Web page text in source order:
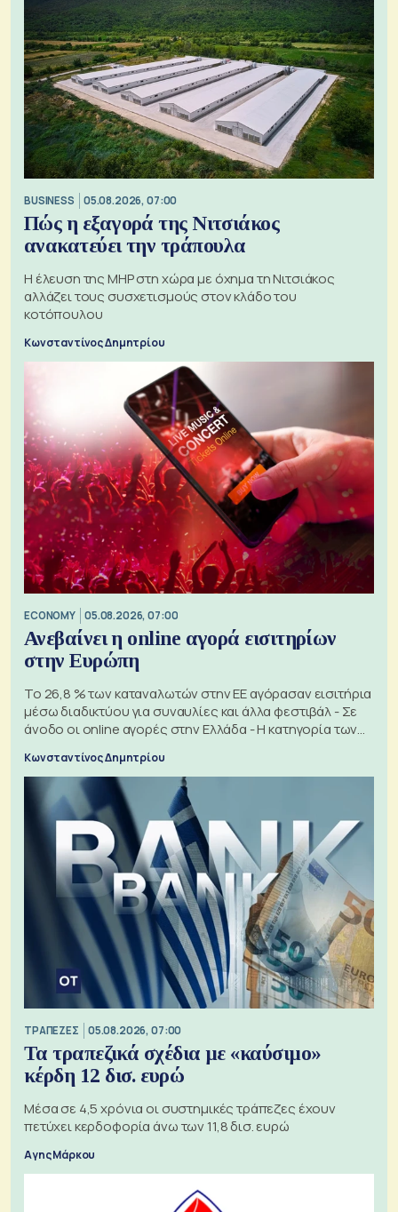
BUSINESS 05.08.2026, 07:00
Πώς η εξαγορά της Νιτσιάκος
ανακατεύει την τράπουλα
H έλευση της MHP στη χώρα με όχημα τη Νιτσιάκος
αλλάζει τους συσχετισμούς στον κλάδο του
κοτόπουλου
Κωνσταντίνος Δημητρίου
ECONOMY 05.08.2026, 07:00
Ανεβαίνει η online αγορά εισιτηρίων
στην Ευρώπη
Το 26,8 % των καταναλωτών στην ΕΕ αγόρασαν εισιτήρια
μέσω διαδικτύου για συναυλίες και άλλα φεστιβάλ - Σε
άνοδο οι online αγορές στην Ελλάδα - Η κατηγορία των
εισιτηρίων
Κωνσταντίνος Δημητρίου
ΤΡΑΠΕΖΕΣ 05.08.2026, 07:00
Τα τραπεζικά σχέδια με «καύσιμο»
κέρδη 12 δισ. ευρώ
Μέσα σε 4,5 χρόνια οι συστημικές τράπεζες έχουν
πετύχει κερδοφορία άνω των 11,8 δισ. ευρώ
Αγης Μάρκου